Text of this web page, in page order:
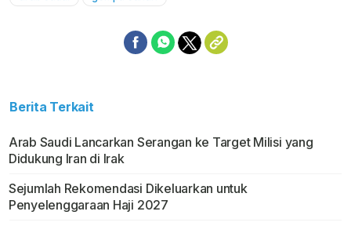
Berita Terkait
Arab Saudi Lancarkan Serangan ke Target Milisi yang
Didukung Iran di Irak
Sejumlah Rekomendasi Dikeluarkan untuk
Penyelenggaraan Haji 2027